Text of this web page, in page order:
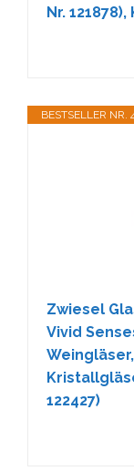
Nr.
BESTSELLER NR.
Zwiesel
Vivid
122427)